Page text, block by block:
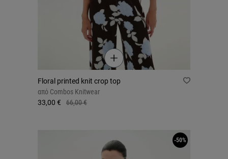
Floral printed knit crop top
από Combos Knitwear
33,00 €
66,00 €
-50%